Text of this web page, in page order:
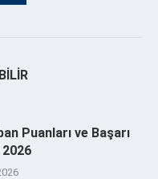
Puanları ve Başarı
2026